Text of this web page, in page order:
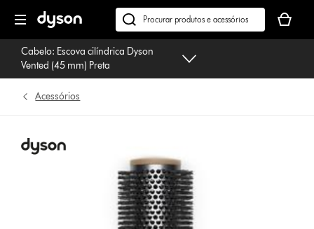
seguinte
Pesquisar
em
dyson.pt
seu
cesto
Cabelo: Escova cilíndrica Dyson
Vented (45 mm) Preta
Acessórios